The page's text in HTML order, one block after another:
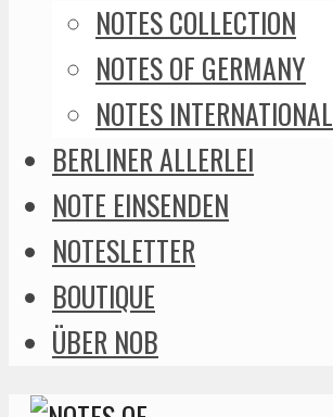
NOTES COLLECTION
NOTES OF GERMANY
NOTES INTERNATIONAL
BERLINER ALLERLEI
NOTE EINSENDEN
NOTESLETTER
BOUTIQUE
ÜBER NOB